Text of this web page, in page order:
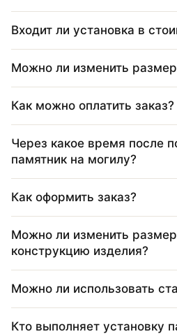
Входит ли установка в
Можно ли изменить размер
Как можно оплатить заказ?
Через какое время после
памятник на могилу?
Как оформить заказ?
Можно ли изменить
конструкцию изделия?
Можно ли использовать
Кто выполняет установку